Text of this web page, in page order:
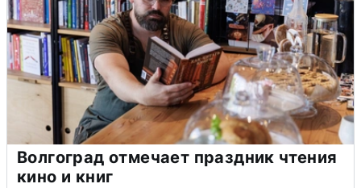
Волгоград отмечает праздник чтения
кино и книг